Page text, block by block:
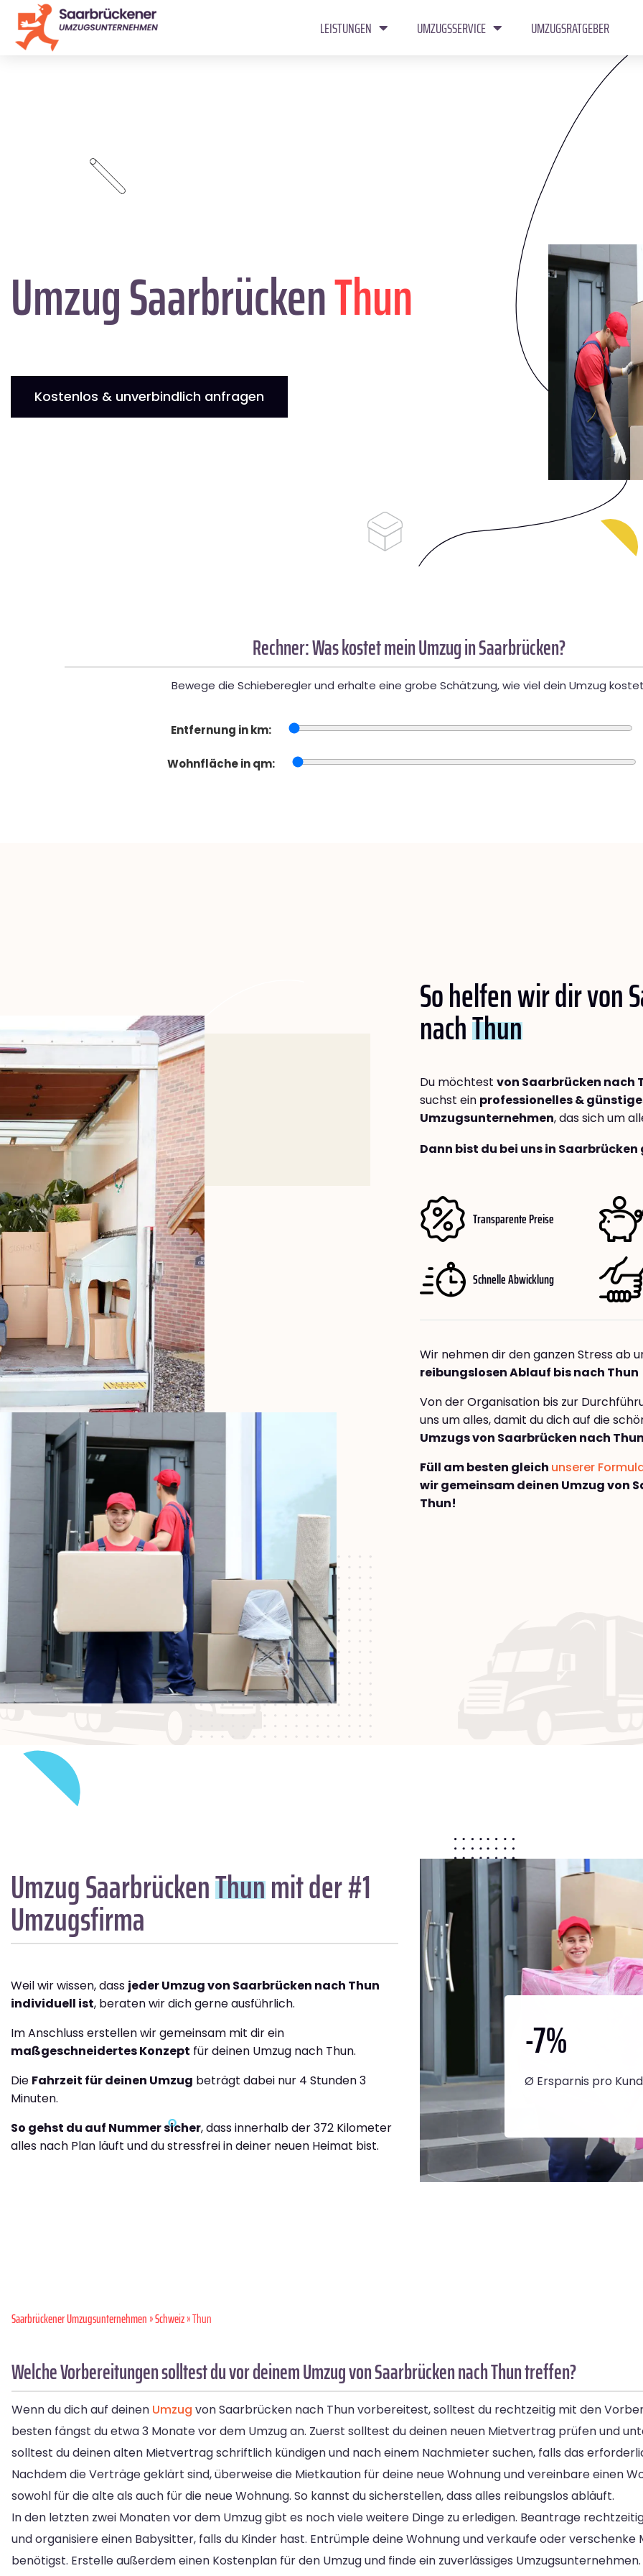
LEISTUNGEN UMZUGSSERVICE UMZUGSRATGEBER
Umzug SaarbrückenThun
Kostenlos & unverbindlich anfragen
Rechner: Was kostet mein Umzug in Saarbrücken?
Bewege die Schieberegler und erhalte eine grobe Schätzung, wie viel dein Umzug
Entfernung in km:
Wohnfläche in qm:
So helfen wir dir von
nachThun
Du möchtest von Saarbrücken nach
suchst ein professionelles &
Umzugsunternehmen, das sich um
Dann bist du bei uns in
Transparente Preise
Schnelle Abwicklung
Wir nehmen dir den ganzen Stress ab
reibungslosen Ablauf bis nach Thun
Von der Organisation bis zur
uns um alles, damit du dich auf die
Umzugs von Saarbrücken nach
Füll am besten gleich unserer
wir gemeinsam deinen Umzug von
Thun!
Umzug SaarbrückenThunmit der #1
Umzugsfirma
Weil wir wissen, dass jeder Umzug von Saarbrücken nach Thun
individuell ist, beraten wir dich gerne ausführlich.
Im Anschluss erstellen wir gemeinsam mit dir ein
maßgeschneidertes Konzept für deinen Umzug nach Thun.
Die Fahrzeit für deinen Umzug beträgt dabei nur 4 Stunden 3
Minuten.
So gehst du auf Nummer sicher, dass innerhalb der 372 Kilometer
alles nach Plan läuft und du stressfrei in deiner neuen Heimat bist.
-7%
Ø Ersparnis pro
Saarbrückener Umzugsunternehmen»Schweiz» Thun
Welche Vorbereitungen solltest du vor deinem Umzug von Saarbrücken nach Thun treffen?
Wenn du dich auf deinen Umzug von Saarbrücken nach Thun vorbereitest, solltest du rechtzeitig mit den
besten fängst du etwa 3 Monate vor dem Umzug an. Zuerst solltest du deinen neuen Mietvertrag prüfen und
solltest du deinen alten Mietvertrag schriftlich kündigen und nach einem Nachmieter suchen, falls das
Nachdem die Verträge geklärt sind, überweise die Mietkaution für deine neue Wohnung und vereinbare einen
sowohl für die alte als auch für die neue Wohnung. So kannst du sicherstellen, dass alles reibungslos abläuft.
In den letzten zwei Monaten vor dem Umzug gibt es noch viele weitere Dinge zu erledigen. Beantrage
und organisiere einen Babysitter, falls du Kinder hast. Entrümple deine Wohnung und verkaufe oder verschenke
benötigst. Erstelle außerdem einen Kostenplan für den Umzug und finde ein zuverlässiges Umzugsunternehmen.